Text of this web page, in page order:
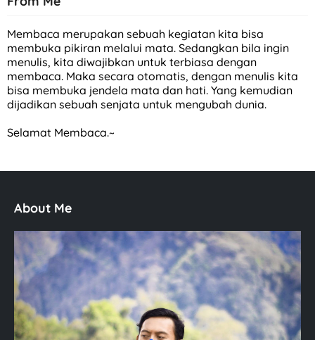
Membaca merupakan sebuah kegiatan kita bisa
membuka pikiran melalui mata. Sedangkan bila ingin
menulis, kita diwajibkan untuk terbiasa dengan
membaca. Maka secara otomatis, dengan menulis kita
bisa membuka jendela mata dan hati. Yang kemudian
dijadikan sebuah senjata untuk mengubah dunia.
Selamat Membaca.~
About Me